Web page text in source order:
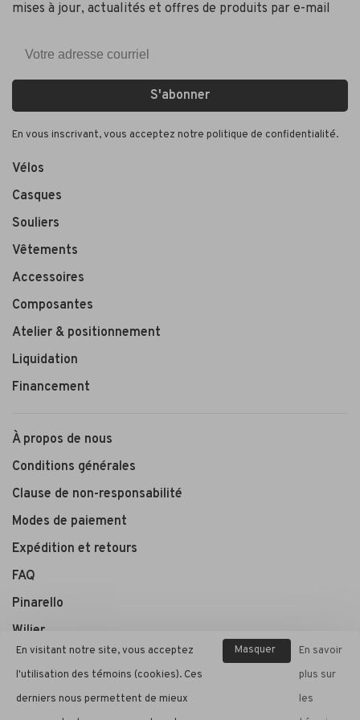
mises à jour, actualités et offres de produits par e-mail
S'abonner
En vous inscrivant, vous acceptez notre politique de confidentialité.
Vélos
Casques
Souliers
Vêtements
Accessoires
Composantes
Atelier & positionnement
Liquidation
Financement
À propos de nous
Conditions générales
Clause de non-responsabilité
Modes de paiement
Expédition et retours
FAQ
Pinarello
Wilier
André Cycle et Sport
En visitant notre site, vous acceptez
l'utilisation des témoins (cookies). Ces
derniers nous permettent de mieux
Masquer
En savoir
plus sur
les